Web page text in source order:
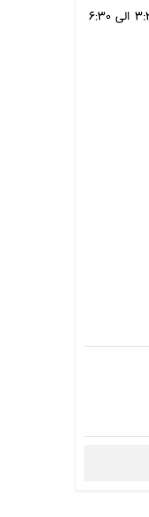
شخصی 3:30 الی 6:30 دوشنبه بیمارستان مهر 10 تا 13 بیمارستان مهر 10 تا 13 سه شنبه مطب شخصی 3:30 الی 6:30